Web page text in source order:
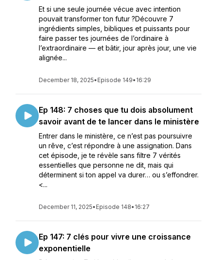
Et si une seule journée vécue avec intention
pouvait transformer ton futur ?Découvre 7
ingrédients simples, bibliques et puissants pour
faire passer tes journées de l’ordinaire à
l’extraordinaire — et bâtir, jour après jour, une vie
alignée...
December 18, 2025• Episode 149• 16:29
Ep 148: 7 choses que tu dois absolument
savoir avant de te lancer dans le ministère
Entrer dans le ministère, ce n’est pas poursuivre
un rêve, c’est répondre à une assignation. Dans
cet épisode, je te révèle sans filtre 7 vérités
essentielles que personne ne dit, mais qui
déterminent si ton appel va durer… ou s’effondrer.
<...
December 11, 2025• Episode 148• 16:27
Ep 147: 7 clés pour vivre une croissance
exponentielle